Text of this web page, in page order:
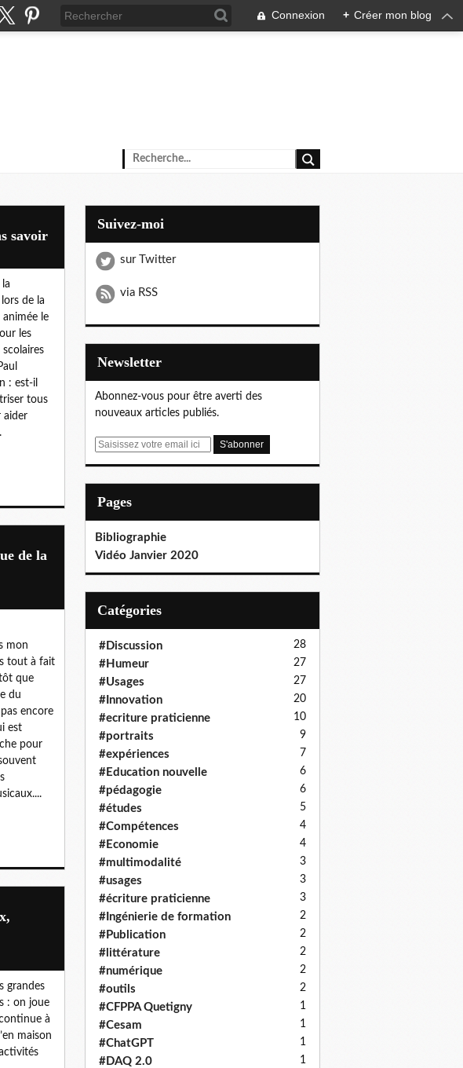
Connexion + Créer mon blog
savoir
de la
le
les
: est-il
tous
aider
de la
mon
tout à fait
que
du
encore
est
pour
grandes
: on joue
à
maison
Suivez-moi
sur Twitter
via RSS
Newsletter
Abonnez-vous pour être averti des
nouveaux articles publiés.
E
Pages
Bibliographie
Vidéo Janvier 2020
Catégories
#Discussion 28
#Humeur 27
#Usages 27
#Innovation 20
#ecriture praticienne 10
#portraits 9
#expériences 7
#Education nouvelle 6
#pédagogie 6
#études 5
#Compétences 4
#Economie 4
#multimodalité 3
#usages 3
#écriture praticienne 3
#Ingénierie de formation 2
#Publication 2
#littérature 2
#numérique 2
#outils 2
#CFPPA Quetigny 1
#Cesam 1
#ChatGPT 1
#DAQ 2.0 1